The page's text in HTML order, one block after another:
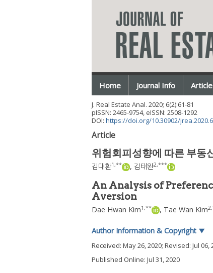
Home Journal Info
J. Real Estate Anal. 2020; 6(2):61-81
pISSN: 2465-9754, eISSN: 2508-1292
DOI: https://doi.org/10.30902/
Article
위험회피성향에 따른 부동
김대환1 ,** , 김태완2,***
An Analysis of
Aversion
Dae Hwan Kim1 ,** , Tae Wan Kim2,
Author Information & Copyright ▼
Received: May 26, 2020; Revised: Jul 06,
Published Online: Jul 31, 2020